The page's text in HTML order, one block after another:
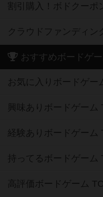
割引購入！ボドクーポ
クラウドファンディン
おすすめボードゲー
お気に入りボードゲー
興味ありボードゲーム
経験ありボードゲーム
持ってるボードゲーム
高評価ボードゲーム